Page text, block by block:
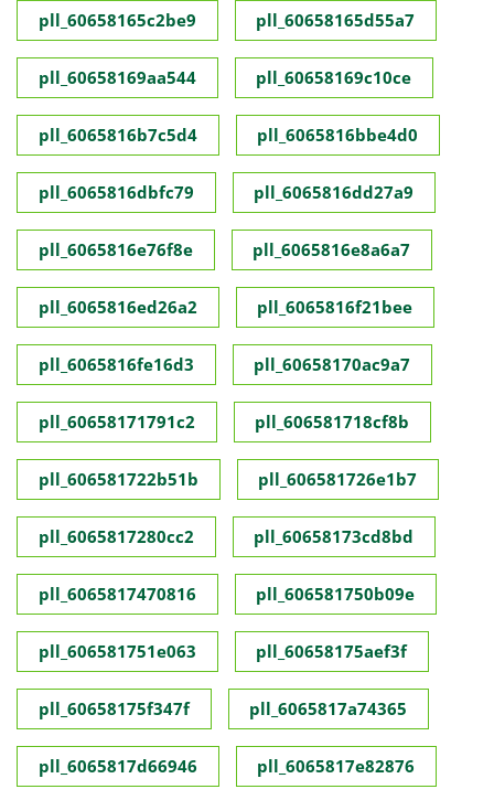
pll_60658165c2be9 pll_60658165d55a7
pll_60658169aa544 pll_60658169c10ce
pll_6065816b7c5d4 pll_6065816bbe4d0
pll_6065816dbfc79 pll_6065816dd27a9
pll_6065816e76f8e pll_6065816e8a6a7
pll_6065816ed26a2 pll_6065816f21bee
pll_6065816fe16d3 pll_60658170ac9a7
pll_60658171791c2 pll_606581718cf8b
pll_606581722b51b pll_606581726e1b7
pll_6065817280cc2 pll_60658173cd8bd
pll_6065817470816 pll_606581750b09e
pll_606581751e063 pll_60658175aef3f
pll_60658175f347f pll_6065817a74365
pll_6065817d66946 pll_6065817e82876